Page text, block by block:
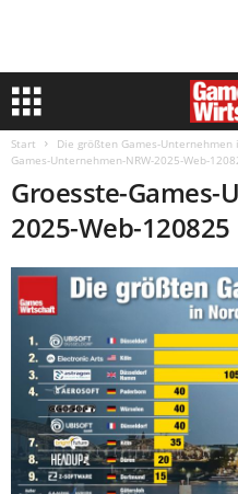
Start Die größten Games-
Games-Unternehmen-NRW-2025-Web-
Groesste-Games-
2025-Web-120825